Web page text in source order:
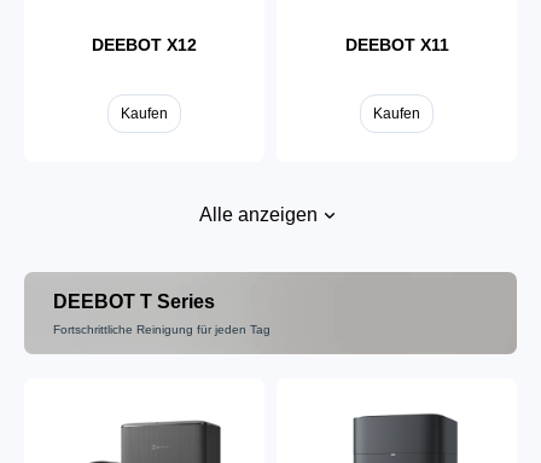
DEEBOT X12
Kaufen
DEEBOT X11
Kaufen
DEEBOT X9 DEEBOT X8
Alle anzeigen
DEEBOT T Series
Fortschrittliche Reinigung für jeden Tag